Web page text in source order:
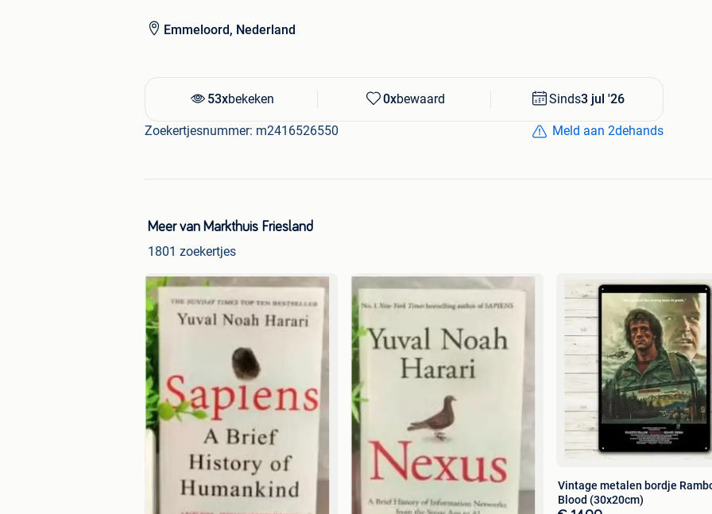
Emmeloord, Nederland
53xbekeken 0xbewaard Sinds3 jul '26
Zoekertjesnummer: m2416526550 Meld aan 2dehands
Meer van Markthuis Friesland
1801 zoekertjes
Vintage metalen bordje
Blood (30x20cm)